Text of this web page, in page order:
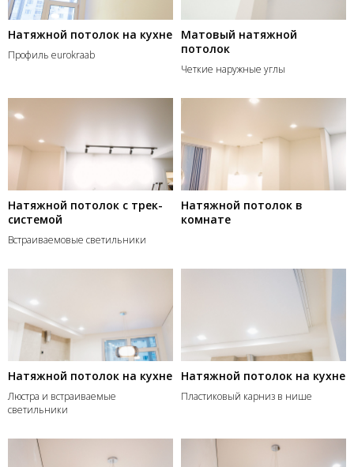
Натяжной потолок на кухне
Профиль eurokraab
Матовый натяжной
потолок
Четкие наружные углы
Натяжной потолок с трек-
системой
Встраиваемовые светильники
Натяжной потолок в
комнате
Натяжной потолок на кухне
Люстра и встраиваемые
светильники
Натяжной потолок на кухне
Пластиковый карниз в нише